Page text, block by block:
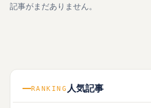
記事がまだありません。
RANKING 人気記事